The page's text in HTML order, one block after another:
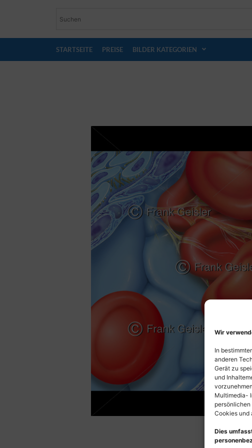
Wir
In
anderen
Gerät zu
und
Multimedia-
Cookies und
Dies
STARTSEITE PREISE BILDER KATEGORIEN